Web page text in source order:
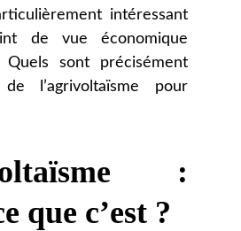
intéressant
de vue économique
Quels sont précisément
l’agrivoltaïsme pour
:
que c’est ?